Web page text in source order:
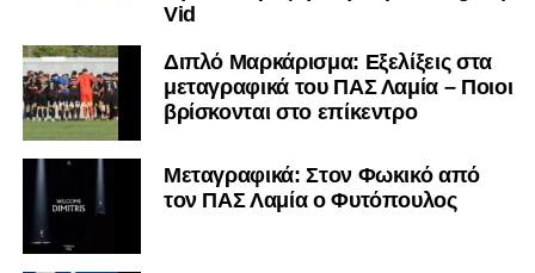
Vid
Διπλό Μαρκάρισμα: Εξελίξεις στα
μεταγραφικά του ΠΑΣ Λαμία – Ποιοι
βρίσκονται στο επίκεντρο
Μεταγραφικά: Στον Φωκικό από
τον ΠΑΣ Λαμία ο Φυτόπουλος